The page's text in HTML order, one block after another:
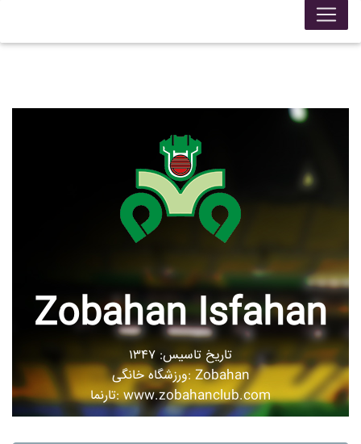
Zobahan Isfahan
تاریخ تاسیس: ۱۳۴۷
ورزشگاه خانگی: Zobahan
تارنما: www.zobahanclub.com